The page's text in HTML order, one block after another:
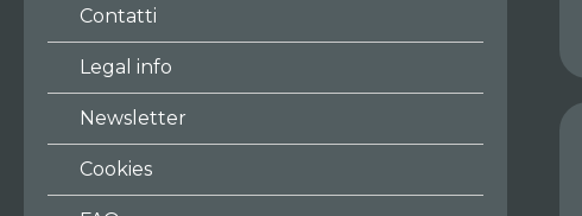
Contatti
Legal info
Newsletter
Cookies